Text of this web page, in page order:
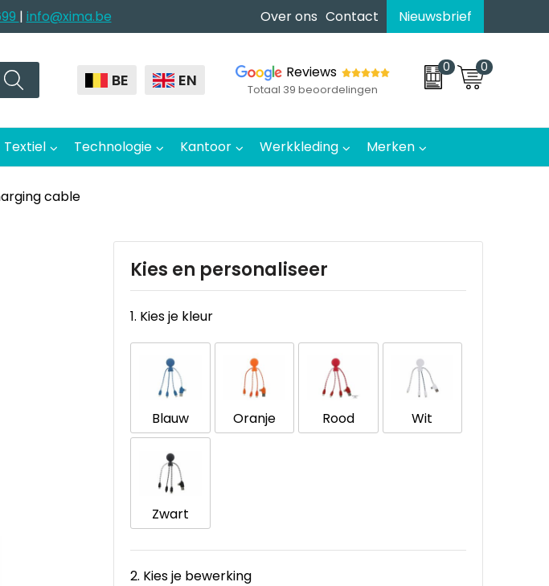
| info@xima.be Over ons Contact Nieuwsbrief
BE EN Reviews
Totaal 39 beoordelingen
0 0
Textiel Technologie Kantoor Werkkleding Merken
cable
Kies en personaliseer
1. Kies je kleur
Blauw Oranje Rood Wit
Zwart
2. Kies je bewerking